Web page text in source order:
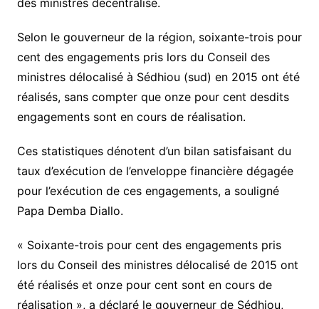
Selon le gouverneur de la région, soixante-trois pour
cent des engagements pris lors du Conseil des
ministres délocalisé à Sédhiou (sud) en 2015 ont été
réalisés, sans compter que onze pour cent desdits
engagements sont en cours de réalisation.
Ces statistiques dénotent d’un bilan satisfaisant du
taux d’exécution de l’enveloppe financière dégagée
pour l’exécution de ces engagements, a souligné
Papa Demba Diallo.
« Soixante-trois pour cent des engagements pris
lors du Conseil des ministres délocalisé de 2015 ont
été réalisés et onze pour cent sont en cours de
réalisation », a déclaré le gouverneur de Sédhiou,